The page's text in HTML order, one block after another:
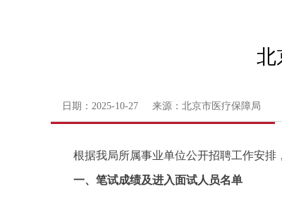
北
日期：2025-10-27 来源：北京市医疗保障局
根据我局所属事业单位公开招聘工作安排
一、笔试成绩及进入面试人员名单